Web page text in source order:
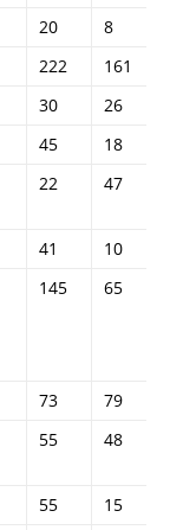
20
8
222
161
30
26
45
18
22 47
41
10
145 65
73
79
55 48
55
15